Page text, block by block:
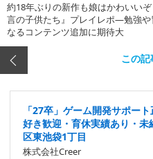
約18年ぶりの新作も娘はかわいい
言の子供たち』プレイレポ―勉強や
なるコンテンツ追加に期待大
この
「27卒」ゲーム開発サポー
好き歓迎・育休実績あり・
区東池袋1丁目
株式会社Creer